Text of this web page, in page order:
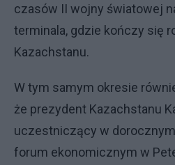
czasów II wojny światowej
terminala, gdzie kończy się
Kazachstanu.
W tym samym okresie
że prezydent Kazachstanu
uczestniczący w
forum ekonomicznym w